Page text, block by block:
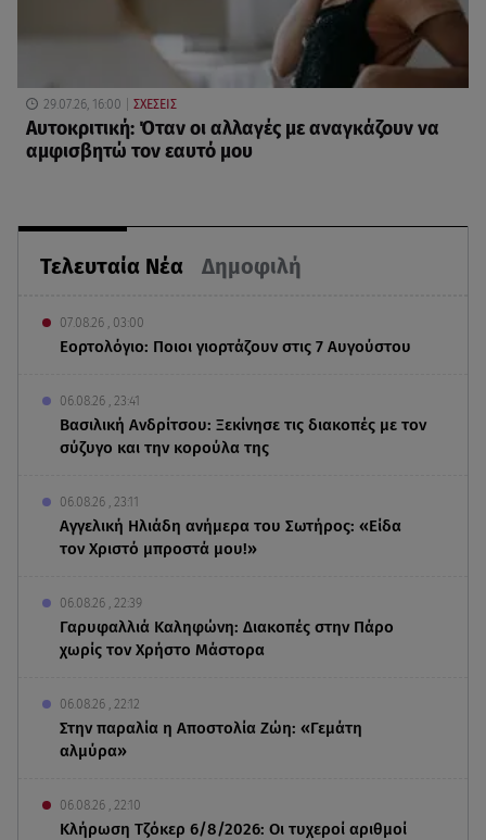
Τελευταία Νέα Δημοφιλή
07.08.26 , 03:00
Εορτολόγιο: Ποιοι γιορτάζουν στις 7 Αυγούστου
06.08.26 , 23:41
Βασιλική Ανδρίτσου: Ξεκίνησε τις διακοπές με τον
σύζυγο και την κορούλα της
06.08.26 , 23:11
Αγγελική Ηλιάδη ανήμερα του Σωτήρος: «Είδα
τον Χριστό μπροστά μου!»
06.08.26 , 22:39
Γαρυφαλλιά Καληφώνη: Διακοπές στην Πάρο
χωρίς τον Χρήστο Μάστορα
06.08.26 , 22:12
Στην παραλία η Αποστολία Ζώη: «Γεμάτη
αλμύρα»
06.08.26 , 22:10
Κλήρωση Τζόκερ 6/8/2026: Οι τυχεροί αριθμοί
29.07.26, 16:00 ΣΧΕΣΕΙΣ
Αυτοκριτική: Όταν οι αλλαγές με αναγκάζουν να
αμφισβητώ τον εαυτό μου